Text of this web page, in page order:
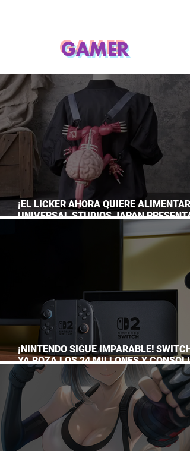
GAMER
¡EL LICKER AHORA QUIERE
UNIVERSAL STUDIOS JAPAN PRESENTA
SU TERRORÍFICA COLECCIÓN DE
¡NINTENDO SIGUE IMPARABLE! SWITCH
YA ROZA LOS 24 MILLONES Y
EL DOMINIO DE LA GRAN N